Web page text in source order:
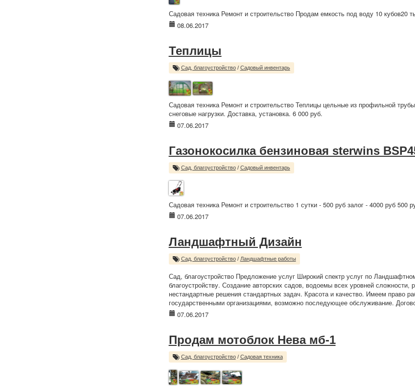
Садовая техника Ремонт и строительство Продам емкость под воду 10 кубов20
08.06.2017
Теплицы
Сад, благоустройство/ Садовый инвентарь
Садовая техника Ремонт и строительство Теплицы цельные из профильной
снеговые нагрузки. Доставка, установка. 6 000 руб.
07.06.2017
Газонокосилка бензиновая sterwins
Сад, благоустройство/ Садовый инвентарь
Садовая техника Ремонт и строительство 1 сутки - 500 руб залог - 4000 руб 500
07.06.2017
Ландшафтный Дизайн
Сад, благоустройство/ Ландшафтные работы
Сад, благоустройство Предложение услуг Широкий спектр услуг по
благоустройству. Создание авторских садов, водоемы всех уровней сложности,
нестандартные решения стандартных задач. Красота и качество. Имеем право
государственными организациями, возможно последующее обслуживание.
07.06.2017
Продам мотоблок Нева мб-1
Сад, благоустройство/ Садовая техника